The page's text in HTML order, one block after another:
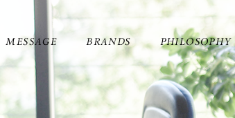
MESSAGE BRANDS PHILOSOPHY